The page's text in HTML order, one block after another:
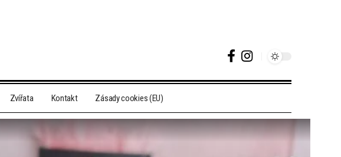
Zvířata Kontakt Zásady cookies (EU)